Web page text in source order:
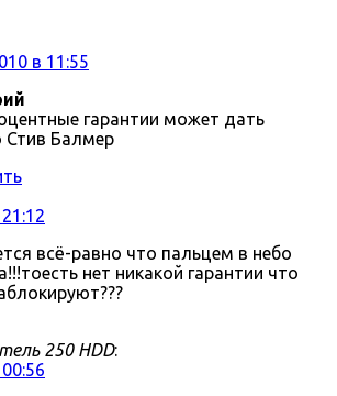
в 11:55
гарантии может дать
Стив Балмер
всё-равно что пальцем в небо
нет никакой гарантии что
250 HDD: